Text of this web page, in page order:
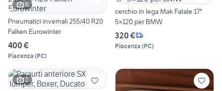
6
Pneumatici invernali 255/40 R20
Falken Eurowinter
400 €
Piacenza (PC)
cerchio in lega Mak Fatale 17"
5×120 per BMW
320 €
Piacenza (PC)
2